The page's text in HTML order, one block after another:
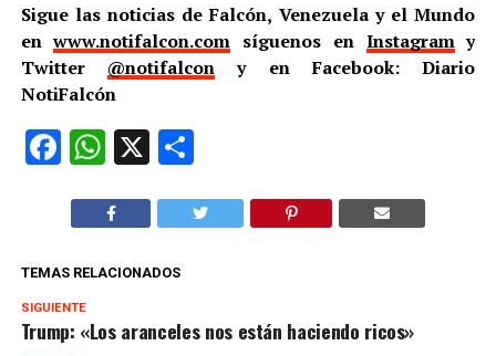
Sigue las noticias de Falcón, Venezuela y el Mundo
enwww.notifalcon.com síguenos en Instagramy
Twitter @notifalcon y en Facebook: Diario
NotiFalcón
Facebook
WhatsApp
X Compartir
TEMAS RELACIONADOS
SIGUIENTE
Trump: «Los aranceles nos están haciendo ricos»